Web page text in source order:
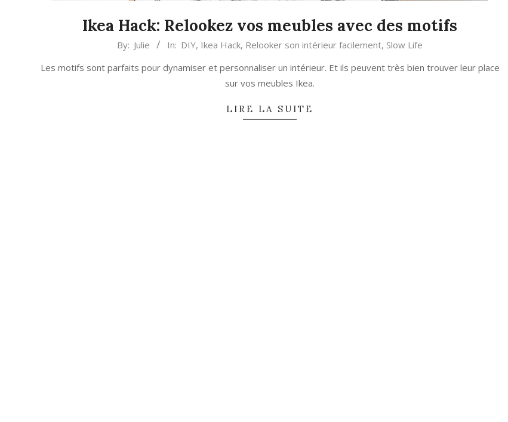
Ikea Hack: Relookez vos meubles avec des motifs
17
By: Julie In: DIY, Ikea Hack, Relooker son intérieur facilement, Slow Life
Les motifs sont parfaits pour dynamiser et personnaliser un intérieur. Et ils peuvent très bien trouver leur place
sur vos meubles Ikea.
LIRE LA SUITE